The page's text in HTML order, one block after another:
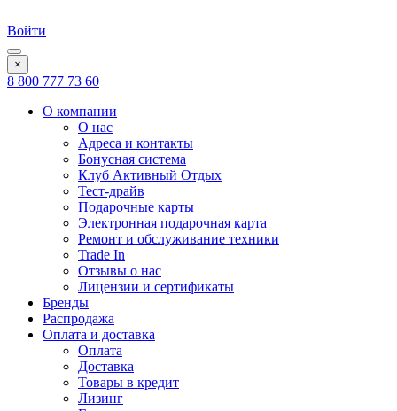
Войти
×
8 800 777 73 60
О компании
О нас
Адреса и контакты
Бонусная система
Клуб Активный Отдых
Тест-драйв
Подарочные карты
Электронная подарочная карта
Ремонт и обслуживание техники
Trade In
Отзывы о нас
Лицензии и сертификаты
Бренды
Распродажа
Оплата и доставка
Оплата
Доставка
Товары в кредит
Лизинг